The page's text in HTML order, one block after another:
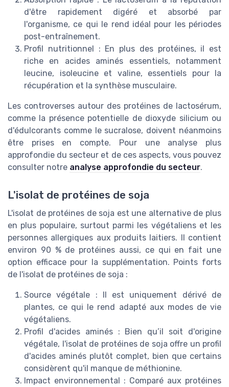
d'être rapidement digéré et absorbé par
l'organisme, ce qui le rend idéal pour les périodes
post-entraînement.
Profil nutritionnel : En plus des protéines, il est
riche en acides aminés essentiels, notamment
leucine, isoleucine et valine, essentiels pour la
récupération et la synthèse musculaire.
Les controverses autour des protéines de lactosérum,
comme la présence potentielle de dioxyde silicium ou
d'édulcorants comme le sucralose, doivent néanmoins
être prises en compte. Pour une analyse plus
approfondie du secteur et de ces aspects, vous pouvez
consulter notre analyse approfondie du secteur.
L'isolat de protéines de soja
L'isolat de protéines de soja est une alternative de plus
en plus populaire, surtout parmi les végétaliens et les
personnes allergiques aux produits laitiers. Il contient
environ 90 % de protéines aussi, ce qui en fait une
option efficace pour la supplémentation. Points forts
de l'isolat de protéines de soja :
Source végétale : Il est uniquement dérivé de
plantes, ce qui le rend adapté aux modes de vie
végétaliens.
Profil d'acides aminés : Bien qu’il soit d'origine
végétale, l'isolat de protéines de soja offre un profil
d'acides aminés plutôt complet, bien que certains
considèrent qu'il manque de méthionine.
Impact environnemental : Comparé aux protéines